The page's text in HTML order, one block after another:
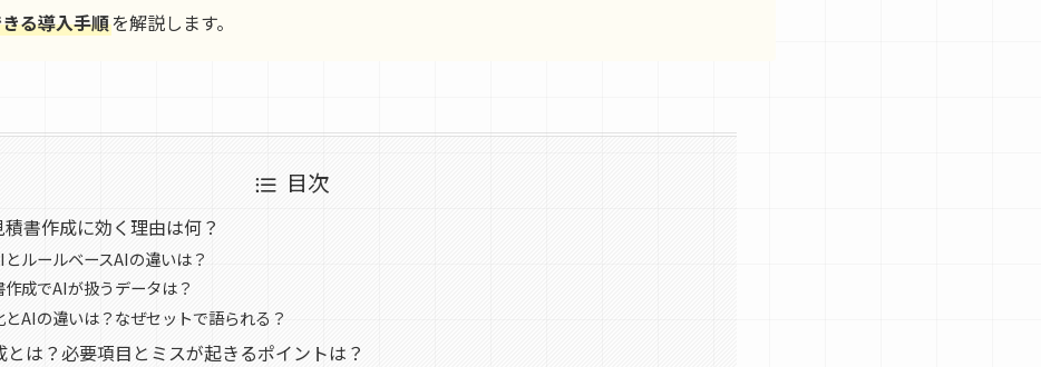
る導入手順を解説します。
目次
書作成に効く理由は何？
とルールベースAIの違いは？
作成でAIが扱うデータは？
とAIの違いは？なぜセットで語られる？
とは？必要項目とミスが起きるポイントは？